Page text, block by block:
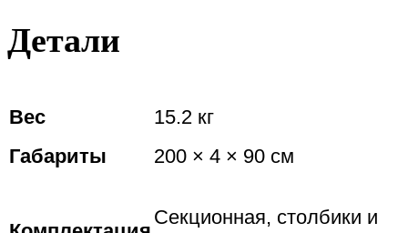
Детали
Вес
15.2 кг
Габариты
200 × 4 × 90 см
Секционная, столбики и